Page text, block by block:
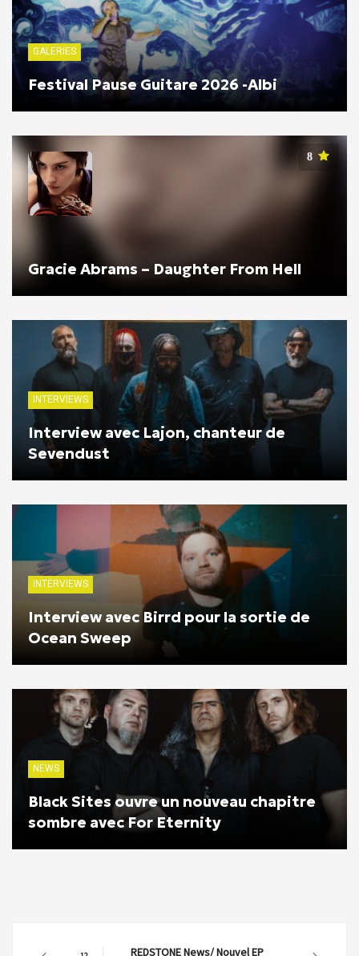
GALERIES
Festival Pause Guitare 2026 -Albi
8
Gracie Abrams – Daughter From Hell
INTERVIEWS
Interview avec Lajon, chanteur de
Sevendust
INTERVIEWS
Interview avec Birrd pour la sortie de
Ocean Sweep
NEWS
Black Sites ouvre un nouveau chapitre
sombre avec For Eternity
REDSTONE News/ Nouvel EP